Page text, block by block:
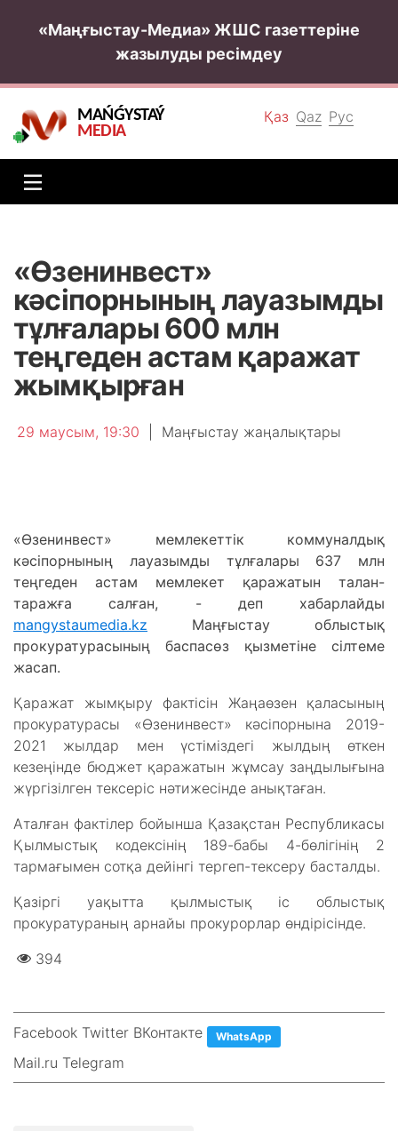
«Маңғыстау-Медиа» ЖШС газеттеріне
жазылуды ресімдеу
Қаз Qaz Рус
MAŃǴYSTAÝ
MEDIA
«Өзенинвест»
кәсіпорнының лауазымды
тұлғалары 600 млн
теңгеден астам қаражат
жымқырған
29 маусым, 19:30 Маңғыстау жаңалықтары
«Өзенинвест» мемлекеттік коммуналдық
кәсіпорнының лауазымды тұлғалары 637 млн
теңгеден астам мемлекет қаражатын талан-
таражға салған, - деп хабарлайды
mangystaumedia.kz Маңғыстау облыстық
прокуратурасының баспасөз қызметіне сілтеме
жасап.
Қаражат жымқыру фактісін Жаңаөзен қаласының
прокуратурасы «Өзенинвест» кәсіпорнына 2019-
2021 жылдар мен үстіміздегі жылдың өткен
кезеңінде бюджет қаражатын жұмсау заңдылығына
жүргізілген тексеріс нәтижесінде анықтаған.
Аталған фактілер бойынша Қазақстан Республикасы
Қылмыстық кодексінің 189-бабы 4-бөлігінің 2
тармағымен сотқа дейінгі тергеп-тексеру басталды.
Қазіргі уақытта қылмыстық іс облыстық
прокуратураның арнайы прокурорлар өндірісінде.
394
Facebook Twitter ВКонтакте WhatsApp
Mail.ru Telegram